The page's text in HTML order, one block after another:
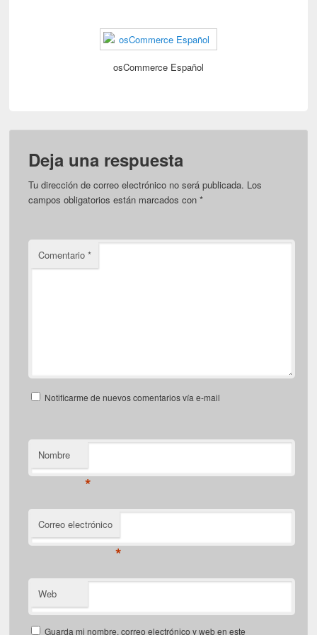
osCommerce Español
Deja una respuesta
Tu dirección de correo electrónico no será publicada. Los
campos obligatorios están marcados con*
Comentario*
Notificarme de nuevos comentarios vía e-mail
Nombre
*
Correo electrónico
*
Web
Guarda mi nombre, correo electrónico y web en este